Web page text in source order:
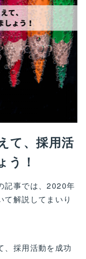
て、採用活
う！
記事では、2020年
解説してまいり
、採用活動を成功